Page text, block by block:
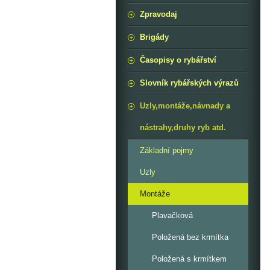
Zpravodaj
Brigády
Časopisy o rybářství
Slovník rybářských výrazů
Uzly,montáže,návnady a
nástrahy,druhy ryb atd.
Základní pojmy
Uzly
Montáže
Plavačková
Položená bez krmítka
Položená s krmítkem